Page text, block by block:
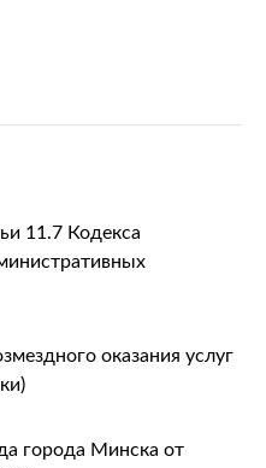
11.7 Кодекса
оказания услуг
города Минска от